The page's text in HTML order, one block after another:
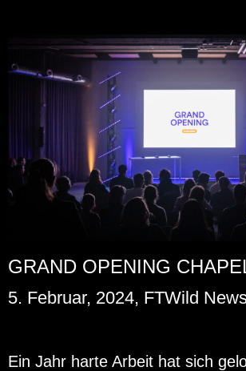
GRAND OPENING
5. Februar, 2024, FTWild
Ein Jahr harte Ar­beit hat sich